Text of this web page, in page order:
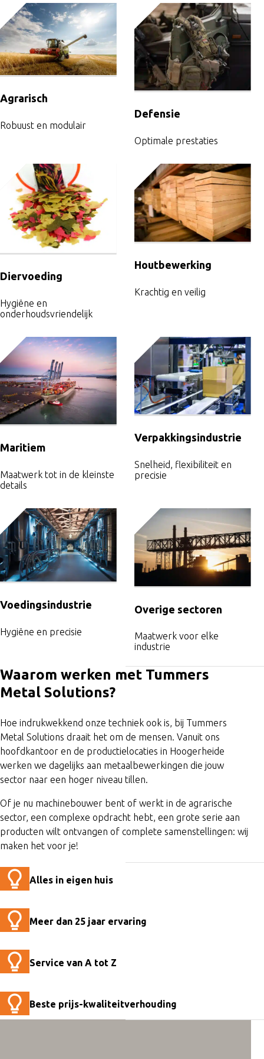
Wanneer snelheid,
afwerking vereist zijn.
Poedercoating-
bescherming als een hoogwaardige finish.
enkelstuks of series.
Agrarisch
Robuust en modulair
Defensie
Optimale prestaties
Diervoeding
Hygiëne en
onderhoudsvriendelijk
Houtbewerking
Krachtig en veilig
Maritiem
Maatwerk tot in de kleinste
details
Verpakkingsindustrie
Snelheid, flexibiliteit en
precisie
Voedingsindustrie
Hygiëne en precisie
Overige sectoren
Maatwerk voor elke
industrie
Waarom werken met Tummers
Metal Solutions?
Hoe indrukwekkend onze techniek ook is, bij Tummers
Metal Solutions draait het om de mensen. Vanuit ons
hoofdkantoor en de productielocaties in Hoogerheide
werken we dagelijks aan metaalbewerkingen die jouw
sector naar een hoger niveau tillen.
Of je nu machinebouwer bent of werkt in de agrarische
sector, een complexe opdracht hebt, een grote serie aan
producten wilt ontvangen of complete samenstellingen: wij
maken het voor je!
Alles in eigen huis
Meer dan 25 jaar ervaring
Service van A tot Z
Beste prijs-kwaliteitverhouding